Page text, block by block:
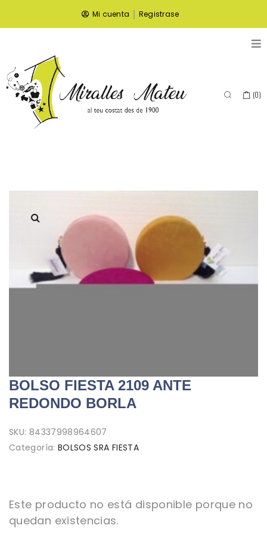
Mi cuenta | Registrase
(0)
BOLSO FIESTA 2109 ANTE
REDONDO BORLA
SKU: 84337998964607
Categoría: BOLSOS SRA FIESTA
Este producto no está disponible porque no
quedan existencias.